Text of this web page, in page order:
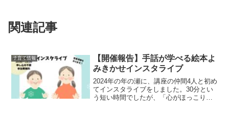
関連記事
子育て情報
【開催報告】手話が学べる絵本よ
みきかせインスタライブ
2024年の年の瀬に、講座の仲間4人と初め
てインスタライブをしました。30分とい
う短い時間でしたが、「心がほっこりし